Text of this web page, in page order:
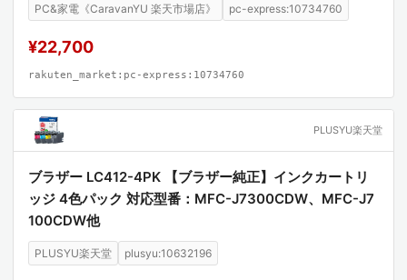
PC&家電《CaravanYU 楽天市場店》 pc-express:10734760
¥22,700
rakuten_market:pc-express:10734760
PLUSYU楽天堂
ブラザー LC412-4PK 【ブラザー純正】インクカートリ
ッジ 4色パック 対応型番：MFC-J7300CDW、MFC-J7
100CDW他
PLUSYU楽天堂 plusyu:10632196